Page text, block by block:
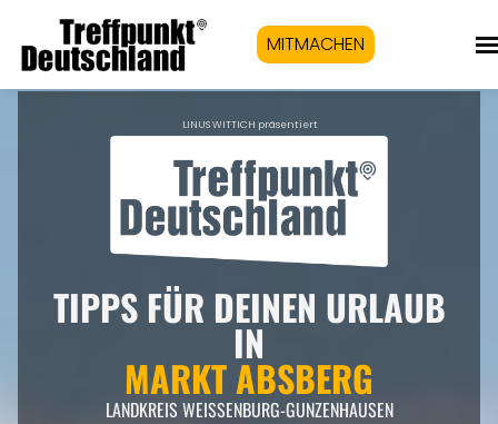
MITMACHEN
LINUS WITTICH präsentiert
TIPPS FÜR DEINEN URLAUB
IN
MARKT ABSBERG
LANDKREIS WEISSENBURG-GUNZENHAUSEN